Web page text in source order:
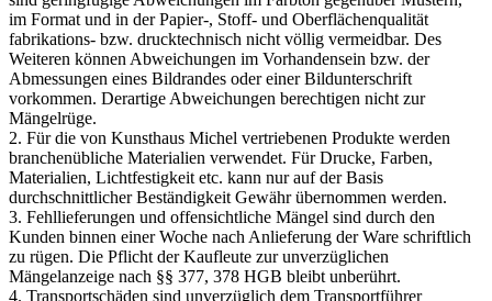
im Format und in der Papier-, Stoff- und Oberflächenqualität
fabrikations- bzw. drucktechnisch nicht völlig vermeidbar. Des
Weiteren können Abweichungen im Vorhandensein bzw. der
Abmessungen eines Bildrandes oder einer Bildunterschrift
vorkommen. Derartige Abweichungen berechtigen nicht zur
Mängelrüge.
2. Für die von Kunsthaus Michel vertriebenen Produkte werden
branchenübliche Materialien verwendet. Für Drucke, Farben,
Materialien, Lichtfestigkeit etc. kann nur auf der Basis
durchschnittlicher Beständigkeit Gewähr übernommen werden.
3. Fehllieferungen und offensichtliche Mängel sind durch den
Kunden binnen einer Woche nach Anlieferung der Ware schriftlich
zu rügen. Die Pflicht der Kaufleute zur unverzüglichen
Mängelanzeige nach §§ 377, 378 HGB bleibt unberührt.
4. Transportschäden sind unverzüglich dem Transportführer